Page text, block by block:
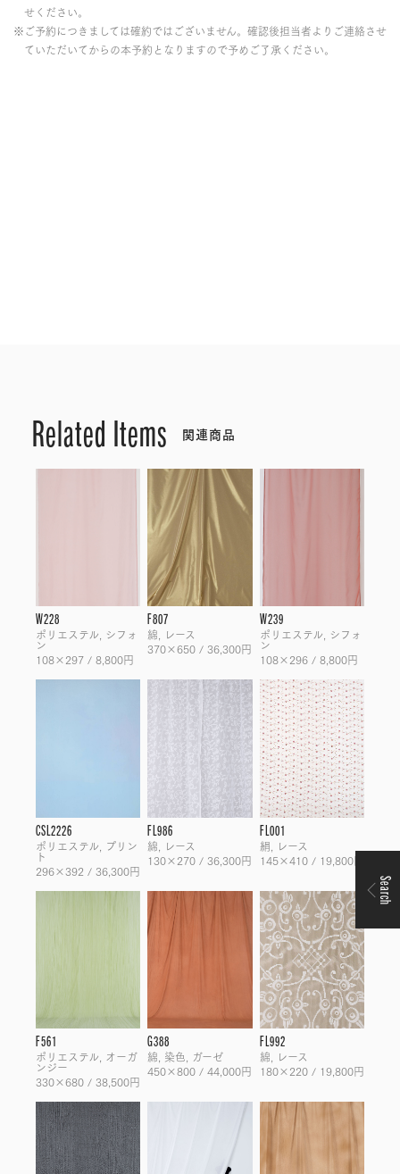
せください。
※ご予約につきましては確約ではございません。確認後担当者よりご連絡させ
ていただいてからの本予約となりますので予めご了承ください。
Related Items 関連商品
W228
ポリエステル, シフォ
ン
108×297 / 8,800円
F807
綿, レース
370×650 / 36,300円
W239
ポリエステル, シフォ
ン
108×296 / 8,800円
CSL2226
ポリエステル, プリン
ト
296×392 / 36,300円
FL986
綿, レース
130×270 / 36,300円
FL001
絹, レース
145×410 / 19,800円
F561
ポリエステル, オーガ
ンジー
330×680 / 38,500円
G388
綿, 染色, ガーゼ
450×800 / 44,000円
FL992
綿, レース
180×220 / 19,800円
Search